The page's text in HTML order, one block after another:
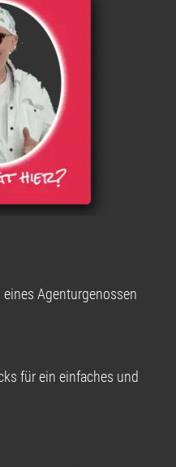
Agenturgenossen
für ein einfaches und